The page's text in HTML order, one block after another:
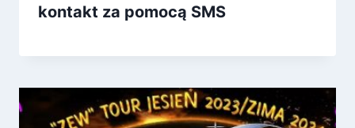
kontakt za pomocą SMS